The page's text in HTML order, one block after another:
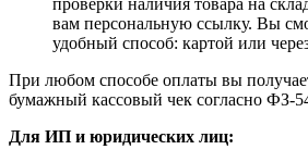
вам персональную ссылку. Вы
удобный способ: картой или
При любом способе оплаты вы
бумажный кассовый чек согласно ФЗ-
Для ИП и юридических лиц: